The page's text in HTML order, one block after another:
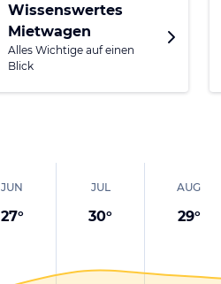
Wissenswertes
Mietwagen
Alles Wichtige auf einen
Blick
JUN
27°
JUL
30°
AUG
29°